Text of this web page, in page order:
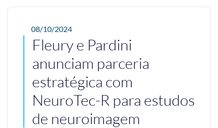
08/10/2024
Fleury e Pardini
anunciam parceria
estratégica com
NeuroTec-R para estudos
de neuroimagem